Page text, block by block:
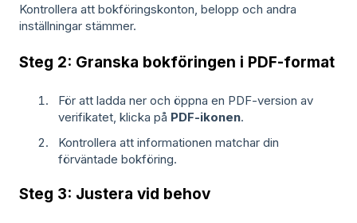
Kontrollera att bokföringskonton, belopp och andra
inställningar stämmer.
Steg 2: Granska bokföringen i PDF-format
För att ladda ner och öppna en PDF-version av
verifikatet, klicka på PDF-ikonen.
Kontrollera att informationen matchar din
förväntade bokföring.
Steg 3: Justera vid behov